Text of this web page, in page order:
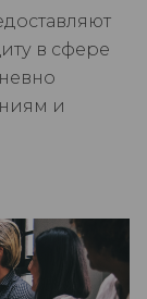
в сфере
и